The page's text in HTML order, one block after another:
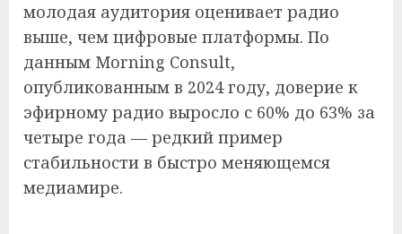
молодая аудитория оценивает радио
выше, чем цифровые платформы. По
данным Morning Consult,
опубликованным в 2024 году, доверие к
эфирному радио выросло с 60% до 63% за
четыре года — редкий пример
стабильности в быстро меняющемся
медиамире.